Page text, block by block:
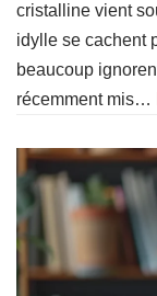
cristalline vient
idylle se cachent
beaucoup
récemment mis…